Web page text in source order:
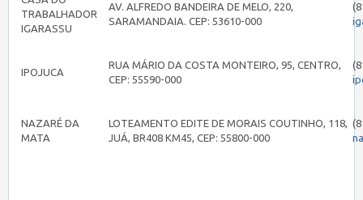
TRABALHADOR
IGARASSU
AV. ALFREDO BANDEIRA DE MELO, 220,
SARAMANDAIA. CEP: 53610-000
IPOJUCA
RUA MÁRIO DA COSTA MONTEIRO, 95, CENTRO,
CEP: 55590-000
NAZARÉ DA
MATA
LOTEAMENTO EDITE DE MORAIS COUTINHO, 118,
JUÁ, BR408 KM45, CEP: 55800-000